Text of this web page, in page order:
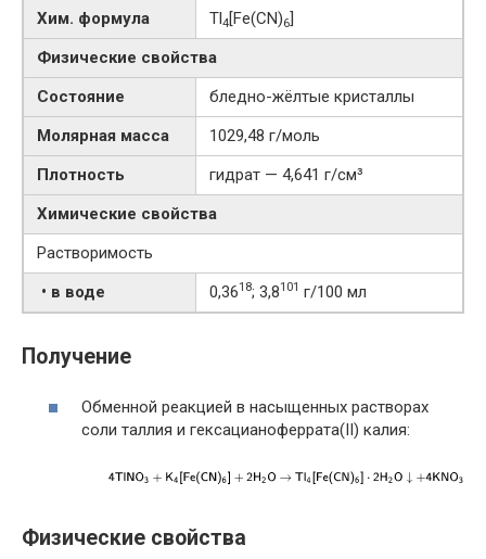
Хим. формула
Tl4[Fe(CN)6]
Физические свойства
Состояние
бледно-жёлтые кристаллы
Молярная масса
1029,48 г/моль
Плотность
гидрат — 4,641 г/см³
Химические свойства
Растворимость
• в воде
0,3618; 3,8101 г/100 мл
Получение
Обменной реакцией в насыщенных растворах
соли таллия и гексацианоферрата(II) калия:
Физические свойства